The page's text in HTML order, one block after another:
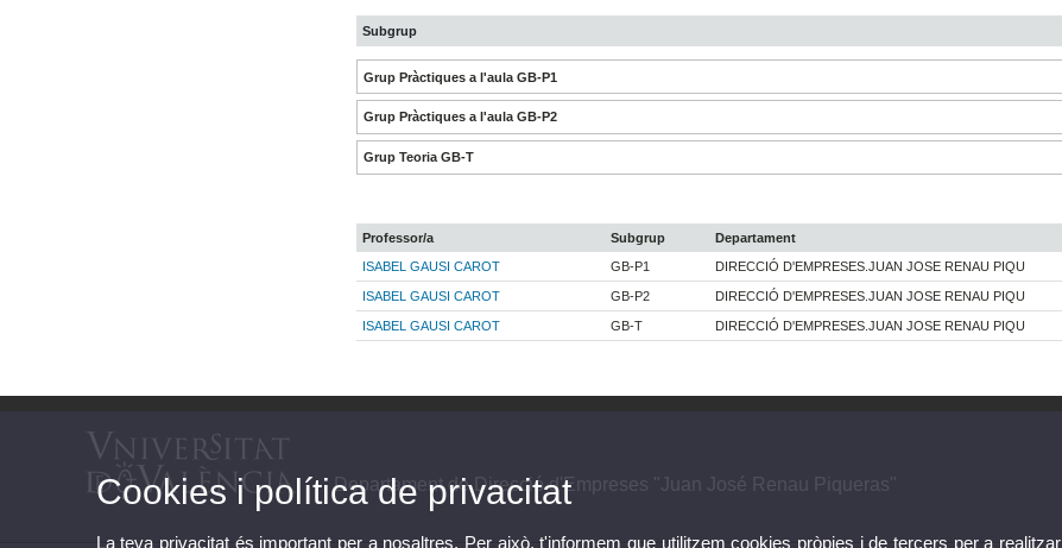
Subgrup
Grup Pràctiques a l'aula GB-P1
Grup Pràctiques a l'aula GB-P2
Grup Teoria GB-T
Professor/a Subgrup Departament
ISABEL GAUSI CAROT
GB-P1 DIRECCIÓ D'EMPRESES.JUAN JOSE RENAU PIQU
ISABEL GAUSI CAROT GB-P2 DIRECCIÓ D'EMPRESES.JUAN JOSE RENAU PIQU
ISABEL GAUSI CAROT GB-T DIRECCIÓ D'EMPRESES.JUAN JOSE RENAU PIQU
Departament de Direcció d'Empreses "Juan José Renau Piqueras"
Cookies i política de privacitat
La teva privacitat és important per a nosaltres. Per això, t'informem que utilitzem cookies pròpies i de tercers per a realitzar